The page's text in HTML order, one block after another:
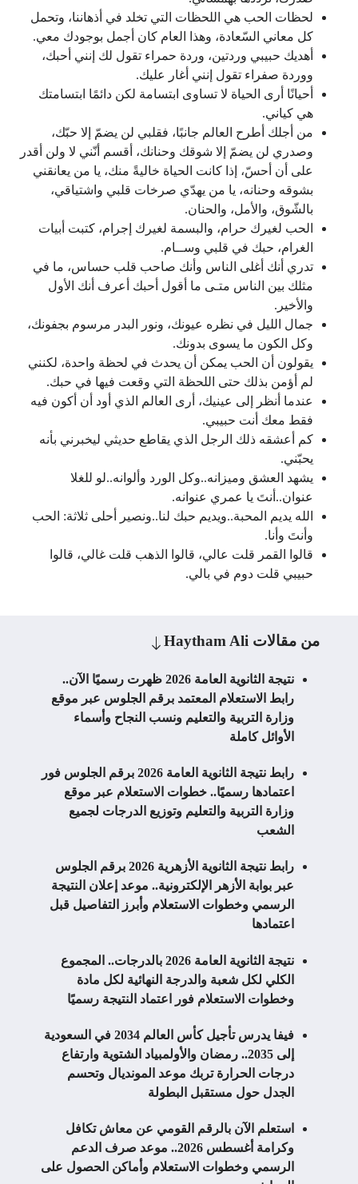
لحظات الحب هي اللحظات التي تخلد في أذهاننا، وتحمل
كل معاني السّعادة، وهذا العام كان أجمل بوجودك معي.
أهديك حبيبي وردتين، وردة حمراء تقول لك إنني أحبك،
ووردة صفراء تقول إنني أغار عليك.
أحيانًا أرى الحياة لا تساوى ابتسامة لكن دائمًا ابتسامتك
هي كياني.
من أجلك أطرح العالم جانبًا، فقلبي لن يضمّ إلا حبّك،
وصدري لن يضمّ إلا شوقك وحنانك، أقسم أنّني لا ولن أقدر
على أن أحسّ، إذا كانت الحياة خاليةً منك، يا من يعانقني
بشوقه وحنانه، يا من يهدّي صرخات قلبي واشتياقي،
بالشّوق، والأمل، والحنان.
الحب لغيرك حرام، والبسمة لغيرك إجرام، كتبت أبيات
الغرام، حبك في قلبي وســام.
تدري أنك أغلى الناس وأنك صاحب قلب حساس، ما في
مثلك بين الناس متـى ما أقول أحبك أعرف أنك الأول
والأخير.
جمال الليل في نظره عيونك، ونور البدر مرسوم بجفونك،
وكل الكون ما يسوى بدونك.
يقولون أن الحب يمكن أن يحدث في لحظة واحدة، لكنني
لم أؤمن بذلك حتى اللحظة التي وقعت فيها في حبك.
عندما أنظر إلى عينيك، أرى العالم الذي أود أن أكون فيه
فقط معك أنت حبيبي.
كم أعشقه ذلك الرجل الذي يقاطع حديثي ليخبرني بأنه
يحبّني.
يشهد العشق وميزانه..وكل الورد وألوانه..لو للغلا
عنوان..أنتَ يا عمري عنوانه.
الله يديم المحبة..ويديم حبك لنا..ونصير أحلى ثلاثة: الحب
وأنتَ وأنا.
قالوا القمر قلت عالي، قالوا الذهب قلت غالي، قالوا
حبيبي قلت دوم في بالي.
من مقالات Haytham Ali
نتيجة الثانوية العامة 2026 ظهرت رسميًا الآن..
رابط الاستعلام المعتمد برقم الجلوس عبر موقع
وزارة التربية والتعليم ونسب النجاح وأسماء
الأوائل كاملة
رابط نتيجة الثانوية العامة 2026 برقم الجلوس فور
اعتمادها رسميًا.. خطوات الاستعلام عبر موقع
وزارة التربية والتعليم وتوزيع الدرجات لجميع
الشعب
رابط نتيجة الثانوية الأزهرية 2026 برقم الجلوس
عبر بوابة الأزهر الإلكترونية.. موعد إعلان النتيجة
الرسمي وخطوات الاستعلام وأبرز التفاصيل قبل
اعتمادها
نتيجة الثانوية العامة 2026 بالدرجات.. المجموع
الكلي لكل شعبة والدرجة النهائية لكل مادة
وخطوات الاستعلام فور اعتماد النتيجة رسميًا
فيفا يدرس تأجيل كأس العالم 2034 في السعودية
إلى 2035.. رمضان والأولمبياد الشتوية وارتفاع
درجات الحرارة تربك موعد المونديال وتحسم
الجدل حول مستقبل البطولة
استعلم الآن بالرقم القومي عن معاش تكافل
وكرامة أغسطس 2026.. موعد صرف الدعم
الرسمي وخطوات الاستعلام وأماكن الحصول على